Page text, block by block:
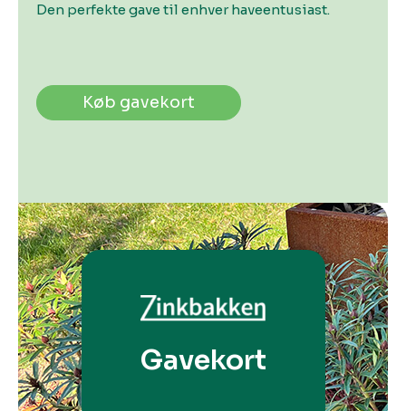
Den perfekte gave til enhver haveentusiast.
Køb gavekort
Gavekort